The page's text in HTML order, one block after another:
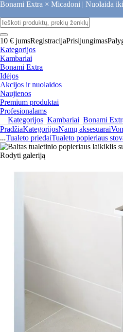
Bonami Extra × Micadoni | Nuolaida
10 € jumsRegistracijaPrisijungimas
Kategorijos
Kambariai
Bonami Extra
Idėjos
Akcijos ir nuolaidos
Naujienos
Premium produktai
Profesionalams
Kategorijos Kambariai Bonami
PradžiaKategorijosNamų aksesuarai
...Tualeto priedaiTualeto popieriaus
Rodyti galeriją